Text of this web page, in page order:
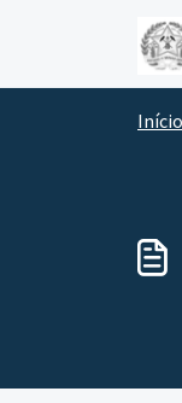
Início